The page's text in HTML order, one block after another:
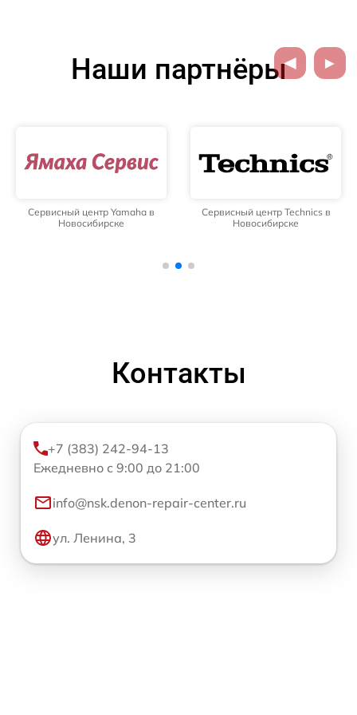
Наши партнёры
Сервисный центр Yamaha в
Новосибирске
Сервисный центр Technics в
Новосибирске
Контакты
+7 (383) 242-94-13
Ежедневно с 9:00 до 21:00
info@nsk.denon-repair-center.ru
ул. Ленина, 3